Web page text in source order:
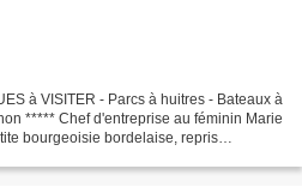
à VISITER - Parcs à huitres - Bateaux à
***** Chef d'entreprise au féminin Marie
bourgeoisie bordelaise, repris